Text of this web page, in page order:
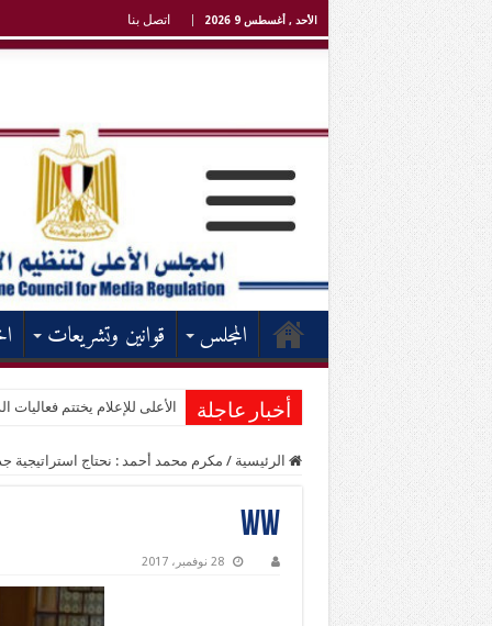
الأحد , أغسطس 9 2026 اتصل بنا
المجلس قوانين وتشريعات
أخبار عاجلة الأعلى للإعلام يختتم فعاليات
الرئيسية / مكرم محمد أحمد : نحتاج استراتيجية
ww
28 نوفمبر، 2017